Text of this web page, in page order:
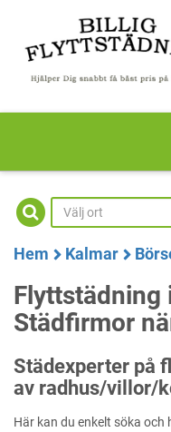
Hem Kalmar
Flyttstädning
Städfirmor
Städexperter på
av radhus/villor/
Här kan du enkelt söka